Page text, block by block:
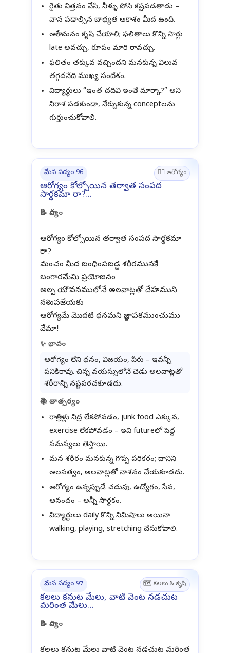
రైతు విత్తనం వేసి, నీళ్ళు పోసి కష్టపడతాడు –
వాన పడాల్సిన బాధ్యత ఆకాశం మీద ఉంది.
అలాగే మనం కృషి చేయాలి; ఫలితాలు కొన్ని సార్లు
late అవచ్చు, రూపం మారి రావచ్చు.
ఫలితం తక్కువ వచ్చిందని మనకున్న విలువ
తగ్గదనేది ముఖ్య సందేశం.
విద్యార్థులు “ఇంత చదివి ఇంతే మార్కా?” అని
నిరాశ పడకుండా, నేర్చుకున్న conceptలను
గుర్తుంచుకోవాలి.
వేమన పద్యం 96 🧑‍⚕️ ఆరోగ్యం
ఆరోగ్యం కోల్పోయిన తర్వాత సంపద
సార్థకమా రా?…
📝 పాద్యం
ఆరోగ్యం కోల్పోయిన తర్వాత సంపద సార్థకమా
రా?
మంచం మీద బంధింపబడ్డ శరీరమునకే
బంగారమేమి ప్రయోజనం
అల్ప యౌవనములోనే అలవాట్లతో దేహముని
నశింపజేయకు
ఆరోగ్యమే మొదటి ధనమని జ్ఞాపకముంచుము
✨ భావం
ఆరోగ్యం లేని ధనం, విజయం, పేరు – ఇవన్నీ
పనికిరావు. చిన్న వయస్సులోనే చెడు అలవాట్లతో
శరీరాన్ని నష్టపరచకూడదు.
📚 తాత్పర్యం
రాత్రిళ్లు నిద్ర లేకపోవడం, junk food ఎక్కువ,
exercise లేకపోవడం – ఇవి futureలో పెద్ద
సమస్యలు తెస్తాయి.
మన శరీరం మనకున్న గొప్ప పరికరం; దానిని
అలసత్వం, అలవాట్లతో నాశనం చేయకూడదు.
ఆరోగ్యం ఉన్నప్పుడే చదువు, ఉద్యోగం, సేవ,
ఆనందం – అన్నీ సార్థకం.
విద్యార్థులు daily కొన్ని నిమిషాలు అయినా
walking, playing, stretching చేసుకోవాలి.
వేమన పద్యం 97 🗺️ కలలు & కృషి
కలలు కనుట మేలు, వాటి వెంట నడచుట
మరింత మేలు…
📝 పాద్యం
కలలు కనుట మేలు వాటి వెంట నడచుట మరింత